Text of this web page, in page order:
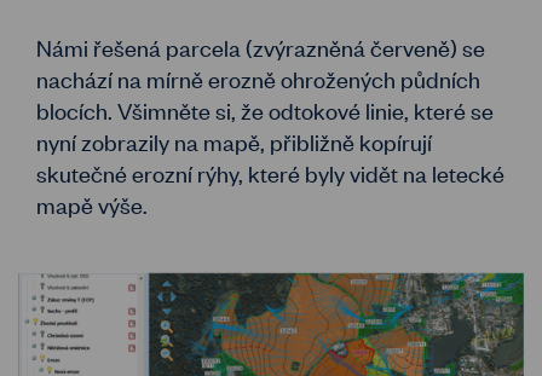
Námi řešená parcela (zvýrazněná červeně) se
nachází na mírně erozně ohrožených půdních
blocích. Všimněte si, že odtokové linie, které se
nyní zobrazily na mapě, přibližně kopírují
skutečné erozní rýhy, které byly vidět na letecké
mapě výše.